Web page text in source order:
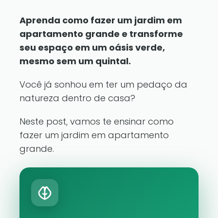
Aprenda como fazer um jardim em
apartamento grande e transforme
seu espaço em um oásis verde,
mesmo sem um quintal.
Você já sonhou em ter um pedaço da
natureza dentro de casa?
Neste post, vamos te ensinar como
fazer um jardim em apartamento
grande.